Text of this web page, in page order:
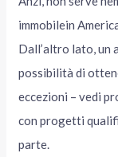
immobilein
Dall’altro lato, un
possibilità di
eccezioni – vedi
con progetti
parte.